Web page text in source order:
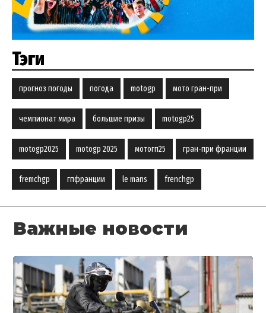
Тэги
прогноз погоды погода motogp мото гран-при
чемпионат мира большие призы motogp25
motogp2025 motogp 2025 мотогп25 гран-при франции
fremchgp гпфранции le mans frenchgp
Важные новости